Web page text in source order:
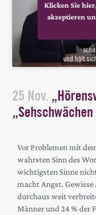
Klicken Sie
akzeptieren
25 Nov.
Vor Problemen mit
wahrsten Sinn des
wichtigsten Sinne
macht Angst.
durchaus weit
Männer und 24 % der